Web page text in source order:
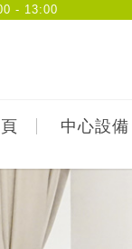
- 13:00
中心設備